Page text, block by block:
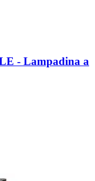
-​ Lampadina a